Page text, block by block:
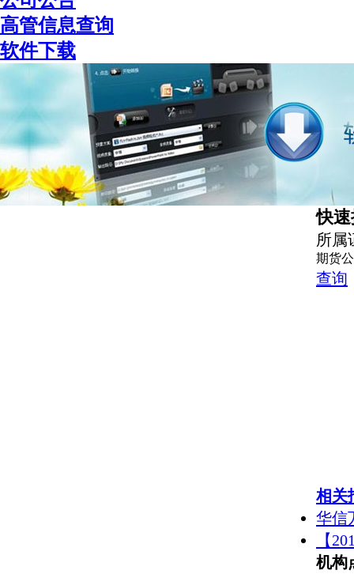
高管信息查询
软件下载
快
所属
期货
查询
相关
华信
【
机构